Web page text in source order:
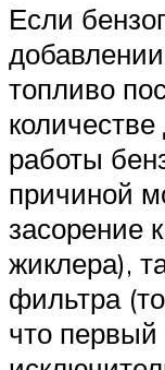
Если
добавлении
топливо
работы
причиной
засорение
жиклера),
фильтра
что